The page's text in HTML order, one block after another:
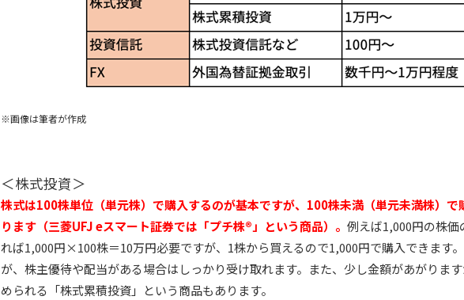
※画像は筆者が作成
＜株式投資＞
株式は100株単位（単元株）で購入するのが基本ですが、100株未満（単元未満株）で
ります（三菱UFJ eスマート証券では「プチ株®」という商品）。 例えば1,000円の株
れば1,000円×100株＝10万円必要ですが、1株から買えるので1,000円で購入できます
が、株主優待や配当がある場合はしっかり受け取れます。また、少し金額があがりま
められる「株式累積投資」という商品もあります。